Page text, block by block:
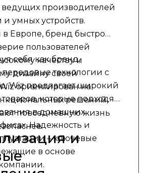
ведущих производителей
умных устройств.
Европе, бренд быстро
пользователей
качеству и
дизайну своей
ориентирован на
решений,
повседневную жизнь
себя как бренд,
технологии с
Wiz предлагает широкий
которые подходят
в домашних
Надежность и
– ключевые
в основе
и